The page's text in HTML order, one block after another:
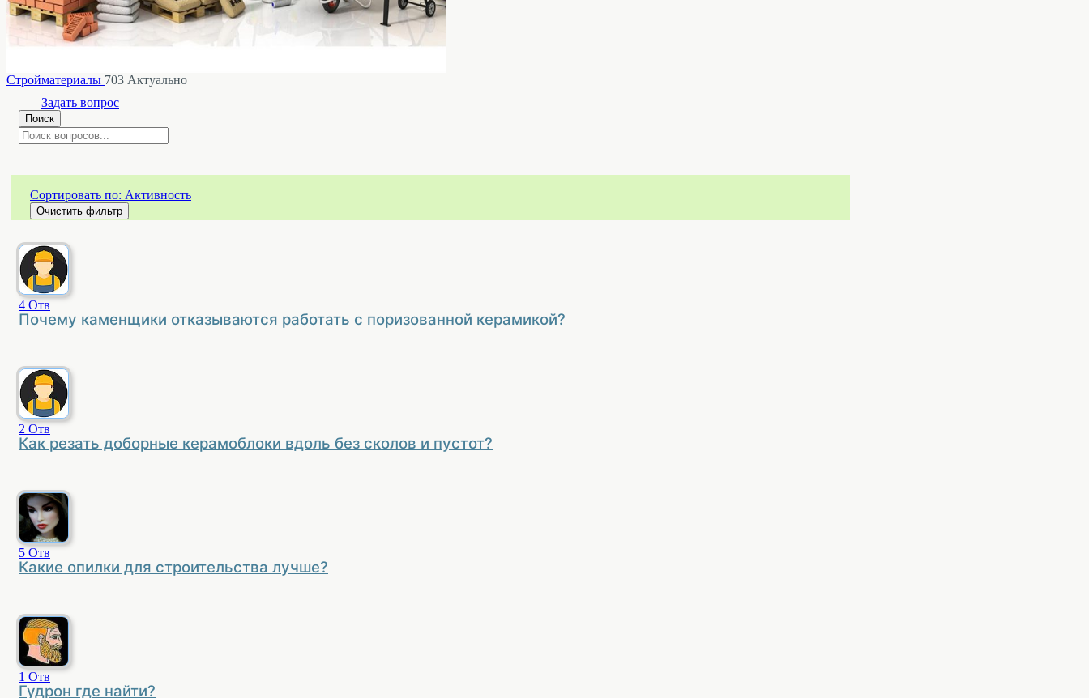
Стройматериалы 703 Актуально
Задать вопрос
Поиск
Сортировать по: Активность
Очистить фильтр
4 Отв
Почему каменщики отказываются работать с поризованной керамикой?
2 Отв
Как резать доборные керамоблоки вдоль без сколов и пустот?
5 Отв
Какие опилки для строительства лучше?
1 Отв
Гудрон где найти?